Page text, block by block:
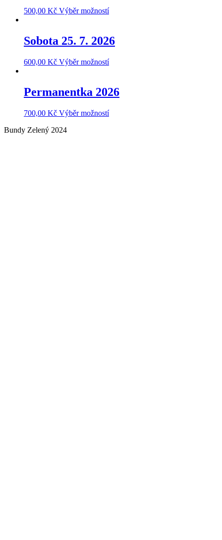
options
chosen
on
the
product
500,00 Kč Výběr možností
Sobota 25. 7. 2026
600,00 Kč Výběr možností
Permanentka 2026
700,00 Kč Výběr možností
Bundy Zelený 2024